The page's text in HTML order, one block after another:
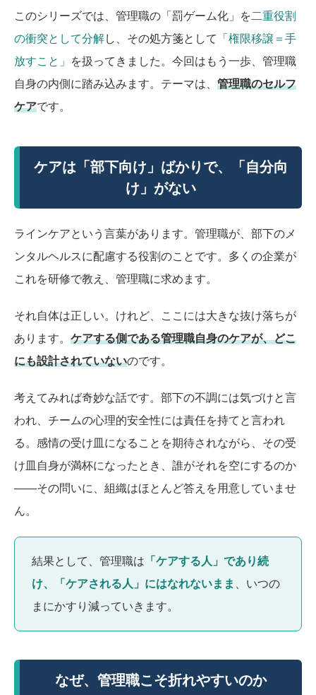
このシリーズでは、管理職の「罰ゲーム化」を二重役割
の衝突として分解し、その処方箋として
「権限移譲＝手
放すこと」
を扱ってきました。今回はもう一歩、管理職
自身の内側に踏み込みます。テーマは、 管理職のセルフ
ケアです。
ケアは「部下向け」ばかりで、「自分向
け」がない
ラインケアという言葉があります。管理職が、部下のメ
ンタルヘルスに配慮する役割のことです。多くの企業が
これを研修で教え、管理職に求めます。
それ自体は正しい。けれど、ここには大きな抜け落ちが
あります。 ケアする側である管理職自身のケアが、どこ
にも設計されていないのです。
考えてみれば奇妙な話です。部下の不調には気づけと言
われ、チームの心理的安全性には責任を持てと言われ
る。感情の受け皿になることを期待されながら、その受
け皿自身が満杯になったとき、誰がそれを空にするのか
――その問いに、組織はほとんど答えを用意していませ
ん。
結果として、管理職は 「ケアする人」であり続
け、「ケアされる人」にはなれないまま
、いつの
まにかすり減っていきます。
なぜ、管理職こそ折れやすいのか